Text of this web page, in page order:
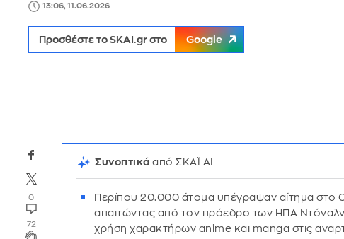
13:06, 11.06.2026
Προσθέστε το SKAI.gr στο Google
0
72
Συνοπτικάαπό ΣΚΑΪ AI
Περίπου 20.000 άτομα υπέγραψαν αίτημα στο
απαιτώντας από τον πρόεδρο των ΗΠΑ
χρήση χαρακτήρων anime και manga στις